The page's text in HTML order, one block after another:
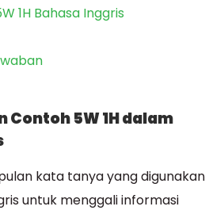
1H Bahasa Inggris
Contoh 5W 1H dalam
kata tanya yang digunakan
untuk menggali informasi